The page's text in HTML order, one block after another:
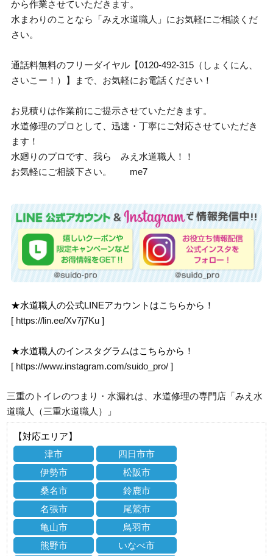
から作業させていただきます。
水まわりのことなら「みえ水道職人」にお気軽にご相談くだ
さい。
通話料無料のフリーダイヤル【0120-492-315（しょくにん、
さいこー！）】まで、お気軽にお電話ください！
お見積りは作業前にご提示させていただきます。
水道修理のプロとして、迅速・丁寧にご対応させていただき
ます！
水廻りのプロです、我ら みえ水道職人！！
お気軽にご相談下さい。 me7
★水道職人の公式LINEアカウントはこちらから！
[ https://lin.ee/Xv7j7Ku ]
★水道職人のインスタグラムはこちらから！
[ https://www.instagram.com/suido_pro/ ]
三重のトイレのつまり・水漏れは、水道修理の専門店「みえ水
道職人（三重水道職人）」
【対応エリア】
津市
四日市市
伊勢市
松阪市
桑名市
鈴鹿市
名張市
尾鷲市
亀山市
鳥羽市
熊野市
いなべ市